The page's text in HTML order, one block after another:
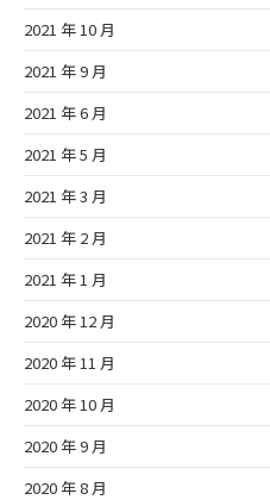
2021 年 10 月
2021 年 9 月
2021 年 6 月
2021 年 5 月
2021 年 3 月
2021 年 2 月
2021 年 1 月
2020 年 12 月
2020 年 11 月
2020 年 10 月
2020 年 9 月
2020 年 8 月